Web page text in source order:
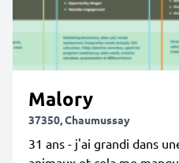
Malory
37350, Chaumussay
31 ans - j'ai grandi dans